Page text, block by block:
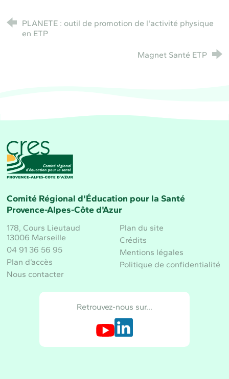
PLANETE : outil de promotion de l'activité physique
en ETP
Magnet Santé ETP
CRES Paca - Comité Régional d'Éducation pour la
Comité Régional d'Éducation pour la Santé
Provence-Alpes-Côte d'Azur
178, Cours Lieutaud
13006 Marseille
04 91 36 56 95
Plan d’accès
Nous contacter
Plan du site
Crédits
Mentions légales
Politique de confidentialité
Retrouvez-nous sur…
Retrouvez-nous sur Youtube
Retrouvez-nous sur LinkedIn